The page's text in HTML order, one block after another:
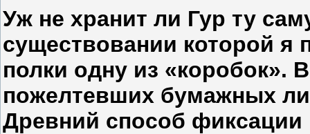
Уж не хранит ли Гур ту
существовании которой я
полки одну из «коробок».
пожелтевших бумажных
Древний способ